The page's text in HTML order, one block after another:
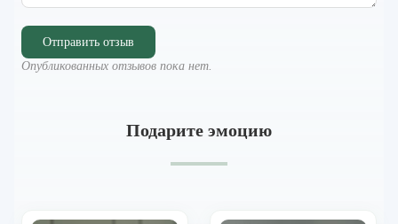
Отправить отзыв
Опубликованных отзывов пока нет.
Подарите эмоцию